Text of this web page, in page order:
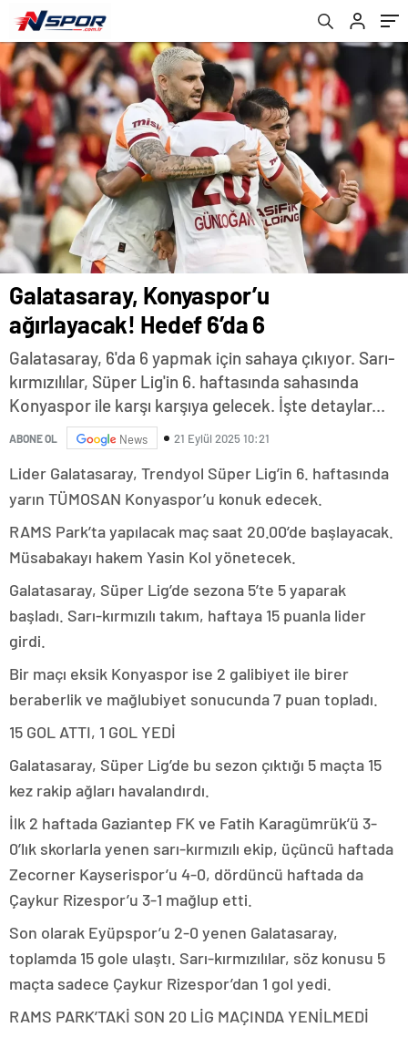
Galatasaray, Konyaspor’u
ağırlayacak! Hedef 6’da 6
Galatasaray, 6'da 6 yapmak için sahaya çıkıyor. Sarı-
kırmızılılar, Süper Lig'in 6. haftasında sahasında
Konyaspor ile karşı karşıya gelecek. İşte detaylar...
ABONE OL News 21 Eylül 2025 10:21
Lider Galatasaray, Trendyol Süper Lig’in 6. haftasında
yarın TÜMOSAN Konyaspor’u konuk edecek.
RAMS Park’ta yapılacak maç saat 20.00’de başlayacak.
Müsabakayı hakem Yasin Kol yönetecek.
Galatasaray, Süper Lig’de sezona 5’te 5 yaparak
başladı. Sarı-kırmızılı takım, haftaya 15 puanla lider
girdi.
Bir maçı eksik Konyaspor ise 2 galibiyet ile birer
beraberlik ve mağlubiyet sonucunda 7 puan topladı.
15 GOL ATTI, 1 GOL YEDİ
Galatasaray, Süper Lig’de bu sezon çıktığı 5 maçta 15
kez rakip ağları havalandırdı.
İlk 2 haftada Gaziantep FK ve Fatih Karagümrük’ü 3-
0’lık skorlarla yenen sarı-kırmızılı ekip, üçüncü haftada
Zecorner Kayserispor’u 4-0, dördüncü haftada da
Çaykur Rizespor’u 3-1 mağlup etti.
Son olarak Eyüpspor’u 2-0 yenen Galatasaray,
toplamda 15 gole ulaştı. Sarı-kırmızılılar, söz konusu 5
maçta sadece Çaykur Rizespor’dan 1 gol yedi.
RAMS PARK’TAKİ SON 20 LİG MAÇINDA YENİLMEDİ